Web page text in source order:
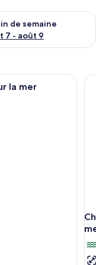
de semaine
7 - août 9
pour cette fin
et des œuvres
à coucher avec un lit,
la mer